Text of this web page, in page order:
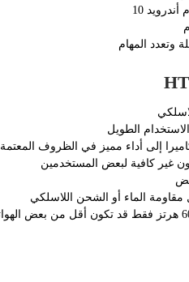
وتعدد المهام
الطويل
إلى أداء مميز في الظروف المعتمة
الماء أو الشحن اللاسلكي